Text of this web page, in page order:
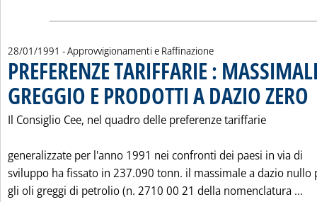
28/01/1991 - Approvvigionamenti e Raffinazione
PREFERENZE TARIFFARIE :
GREGGIO E PRODOTTI A DAZIO ZERO
Il Consiglio Cee, nel quadro delle preferenze tariffarie
generalizzate per l'anno 1991 nei confronti dei paesi in via di
sviluppo ha fissato in 237.090 tonn. il massimale a dazio nullo
gli oli greggi di petrolio (n. 2710 00 21 della nomenclatura ...